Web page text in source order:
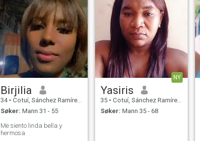
Birjilia
34 • Cotuí, Sánchez Ramírez, Den Dominikanske Rep.
Søker: Mann 31 - 55
Me siento linda bella y
hermosa
NY
Yasiris
35 • Cotuí, Sánchez Ramírez, Den Dominikanske Rep.
Søker: Mann 35 - 68